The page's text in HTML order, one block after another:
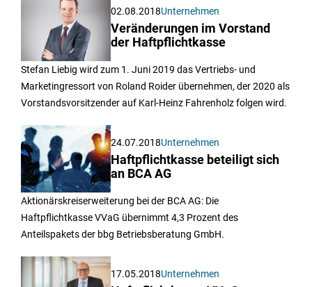
02.08.2018Unternehmen
Veränderungen im Vorstand
der Haftpflichtkasse
Stefan Liebig wird zum 1. Juni 2019 das Vertriebs- und
Marketingressort von Roland Roider übernehmen, der 2020 als
Vorstandsvorsitzender auf Karl-Heinz Fahrenholz folgen wird.
24.07.2018Unternehmen
Haftpflichtkasse beteiligt sich
an BCA AG
Aktionärskreiserweiterung bei der BCA AG: Die
Haftpflichtkasse VVaG übernimmt 4,3 Prozent des
Anteilspakets der bbg Betriebsberatung GmbH.
17.05.2018Unternehmen